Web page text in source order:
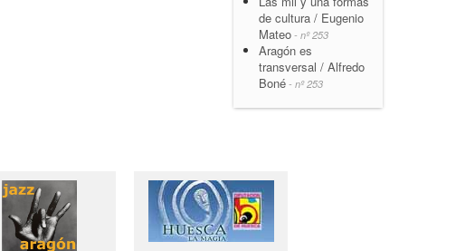
de cultura / Eugenio
Mateo - nº 253
Aragón es
transversal / Alfredo
Boné - nº 253